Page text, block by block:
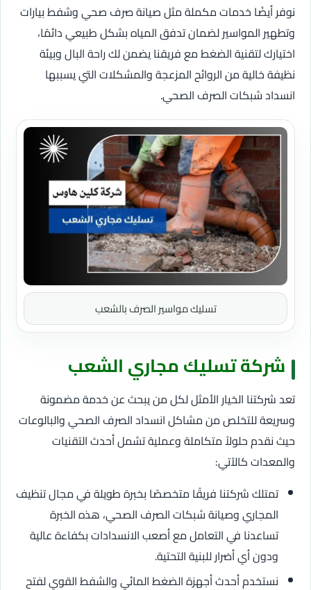
نوفر أيضًا خدمات مكملة مثل صيانة صرف صحي وشفط بيارات
وتطهير المواسير لضمان تدفق المياه بشكل طبيعي دائمًا،
اختيارك لتقنية الضغط مع فريقنا يضمن لك راحة البال وبيئة
نظيفة خالية من الروائح المزعجة والمشكلات التي يسببها
انسداد شبكات الصرف الصحي.
تسليك مواسير الصرف بالشعب
شركة تسليك مجاري الشعب
تعد شركتنا الخيار الأمثل لكل من يبحث عن خدمة مضمونة
وسريعة للتخلص من مشاكل انسداد الصرف الصحي والبالوعات
حيث نقدم حلولاً متكاملة وعملية تشمل أحدث التقنيات
والمعدات كالآتي:
تمتلك شركتنا فريقًا متخصصًا بخبرة طويلة في مجال تنظيف
المجاري وصيانة شبكات الصرف الصحي، هذه الخبرة
تساعدنا في التعامل مع أصعب الانسدادات بكفاءة عالية
ودون أي أضرار للبنية التحتية.
نستخدم أحدث أجهزة الضغط المائي والشفط القوي لفتح